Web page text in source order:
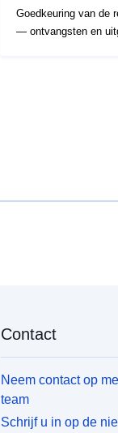
Goedkeuring van de
— ontvangsten en
Contact
Neem contact op
team
Schrijf u in op de